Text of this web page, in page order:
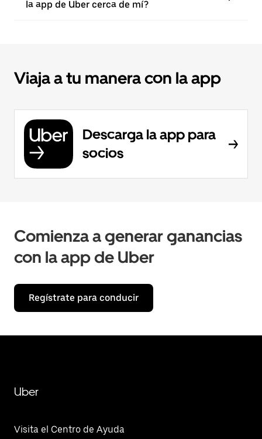
la app de Uber cerca de mí?
Viaja a tu manera con la app
Descarga la app para
socios
Comienza a generar ganancias
con la app de Uber
Regístrate para conducir
Uber
Visita el Centro de Ayuda